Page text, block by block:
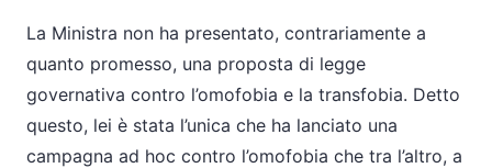
La Ministra non ha presentato, contrariamente a
quanto promesso, una proposta di legge
governativa contro l’omofobia e la transfobia. Detto
questo, lei è stata l’unica che ha lanciato una
campagna ad hoc contro l’omofobia che tra l’altro, a